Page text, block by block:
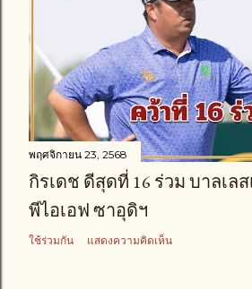
พฤศจิกายน 23, 2568
กิรเดช ดีสุดที่ 16 ร่วม บาลเล
พีไอเอฟ ซาอุดิฯ
ใช้ร่วมกัน แสดงความคิดเห็น